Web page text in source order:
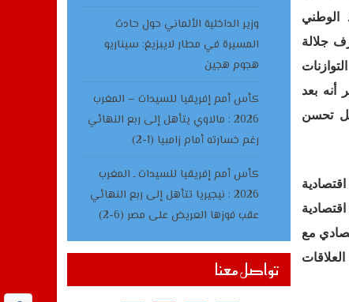
الوطني
جلالة
أنه بعد
تحسن
مع
وزير الداخلية الألماني حول حادث
المسيرة في مطار لايبزيغ: سيناريو
هجوم هجين
كأس أمم إفريقيا للسيدات – المغرب
2026 : مالاوي يتأهل إلى ربع النهائي
رغم خسارته أمام زامبيا (1-2)
كأس أمم إفريقيا للسيدات ـ المغرب
2026 : نيجيريا تتأهل إلى ربع النهائي
عقب فوزها العريض على مصر (6-2)
تواصل معنا